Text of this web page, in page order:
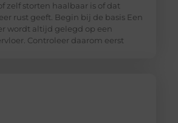
zelf storten haalbaar is of dat
rust geeft. Begin bij de basis Een
wordt altijd gelegd op een
Controleer daarom eerst